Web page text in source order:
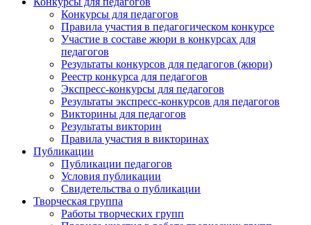
Конкурсы для педагогов
Правила участия в педагогическом конкурсе
Участие в составе жюри в конкурсах для
педагогов
Результаты конкурсов для педагогов (жюри)
Реестр конкурса для педагогов
Экспресс-конкурсы для педагогов
Результаты экспресс-конкурсов для педагогов
Викторины для педагогов
Результаты викторин
Правила участия в викторинах
Публикации
Публикации педагогов
Условия публикации
Свидетельства о публикации
Творческая группа
Работы творческих групп